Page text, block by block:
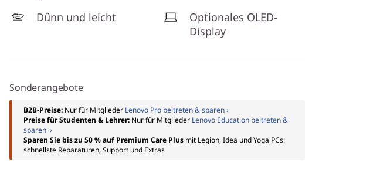
Dünn und leicht
Optionales OLED-
Display
Sonderangebote
B2B-Preise: Nur für Mitglieder Lenovo Pro beitreten & sparen ›
Preise für Studenten & Lehrer: Nur für Mitglieder Lenovo Education beitreten &
sparen ›
Sparen Sie bis zu 50 % auf Premium Care Plus mit Legion, Idea und Yoga PCs:
schnellste Reparaturen, Support und Extras